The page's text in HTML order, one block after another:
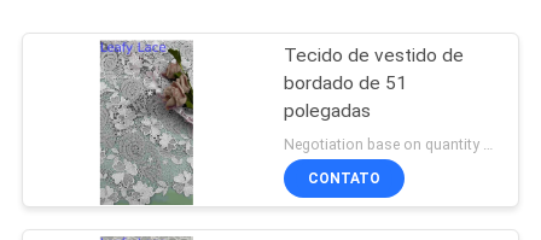
Tecido de vestido de
bordado de 51
polegadas
Negotiation base on quantity MOQ:15y
CONTATO